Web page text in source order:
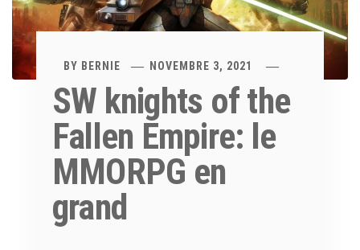
BY BERNIE NOVEMBRE 3, 2021
SW knights of the
Fallen Empire: le
MMORPG en
grand